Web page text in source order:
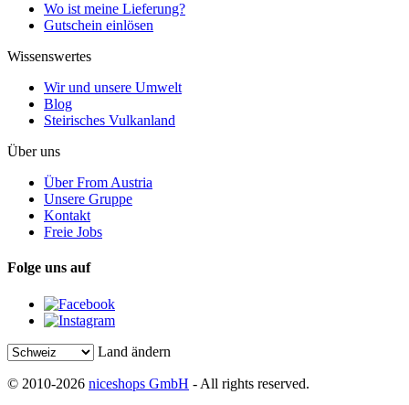
Wo ist meine Lieferung?
Gutschein einlösen
Wissenswertes
Wir und unsere Umwelt
Blog
Steirisches Vulkanland
Über uns
Über From Austria
Unsere Gruppe
Kontakt
Freie Jobs
Folge uns auf
Land ändern
© 2010-2026 niceshops GmbH - All rights reserved.